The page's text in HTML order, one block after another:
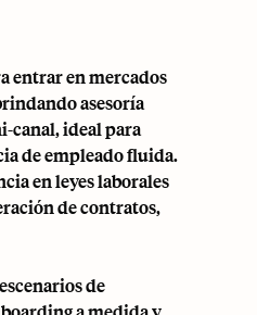
entrar en mercados
asesoría
canal, ideal para
de empleado fluida.
en leyes laborales
de contratos,
de